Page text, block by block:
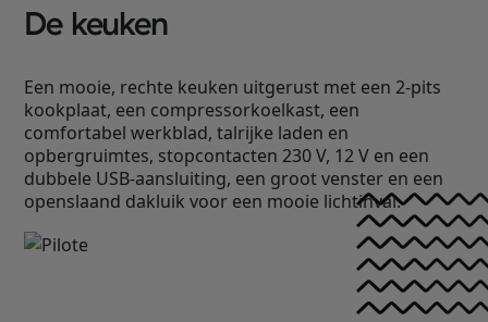
De keuken
Een mooie, rechte keuken uitgerust met een 2-pits
kookplaat, een compressorkoelkast, een
comfortabel werkblad, talrijke laden en
opbergruimtes, stopcontacten 230 V, 12 V en een
dubbele USB-aansluiting, een groot venster en een
openslaand dakluik voor een mooie lichtinval.